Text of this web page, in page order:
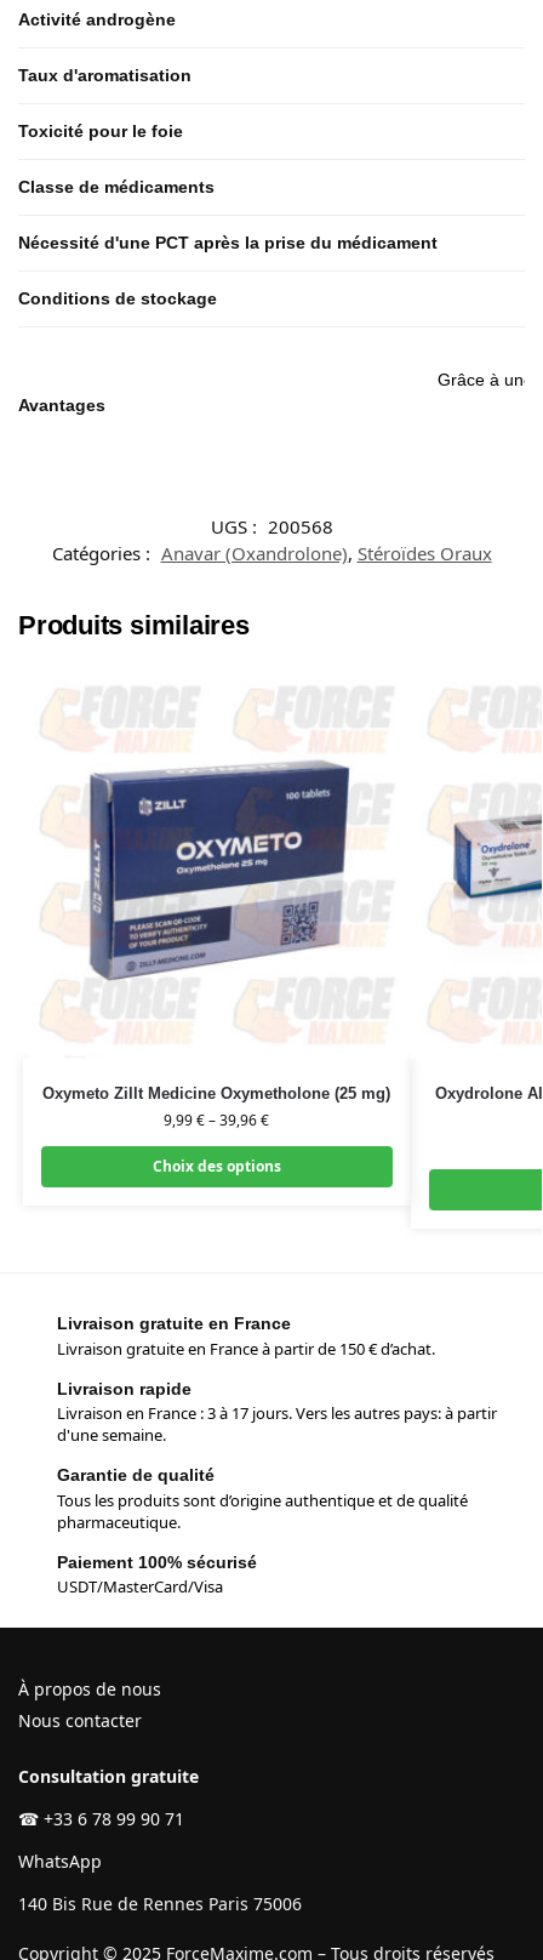
Activité androgène
Taux d'aromatisation
Toxicité pour le foie
Classe de médicaments
Nécessité d'une PCT après la prise du médicament
Conditions de stockage
Avantages
Grâce à une
UGS : 200568
Catégories : Anavar (Oxandrolone), Stéroïdes Oraux
Produits similaires
Oxymeto Zillt Medicine Oxymetholone (25 mg)
9,99€–39,96€
Choix des options
Oxydrolone
Livraison gratuite en France
Livraison gratuite en France à partir de 150 € d’achat.
Livraison rapide
Livraison en France : 3 à 17 jours. Vers les autres pays: à partir
d'une semaine.
Garantie de qualité
Tous les produits sont d’origine authentique et de qualité
pharmaceutique.
Paiement 100% sécurisé
USDT/MasterCard/Visa
À propos de nous
Nous contacter
Consultation gratuite
☎ +33 6 78 99 90 71
WhatsApp
140 Bis Rue de Rennes Paris 75006
Copyright © 2025 ForceMaxime.com – Tous droits réservés